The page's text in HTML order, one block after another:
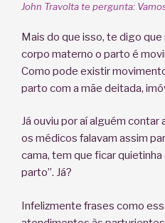
John Travolta te pergunta:
Mais do que isso, te digo
corpo materno o parto é
Como pode existir
parto com a mãe deitada,
Já ouviu por aí alguém
os médicos falavam assim
cama, tem que ficar
parto”. Já?
Infelizmente frases como